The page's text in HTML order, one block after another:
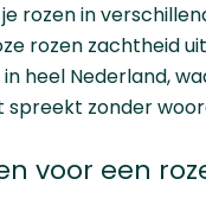
rozen in
rozen zachtheid
heel Nederland,
zonder
voor een